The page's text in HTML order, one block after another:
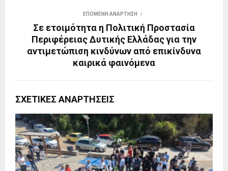
ΕΠΌΜΕΝΗ ΑΝΆΡΤΗΣΗ
Σε ετοιμότητα η Πολιτική Προστασία
Περιφέρειας Δυτικής Ελλάδας για την
αντιμετώπιση κινδύνων από επικίνδυνα
καιρικά φαινόμενα
ΣΧΕΤΙΚΈΣ ΑΝΑΡΤΉΣΕΙΣ